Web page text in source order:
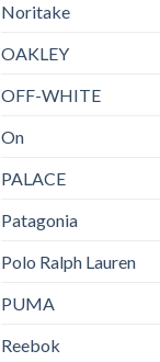
Noritake
OAKLEY
OFF-WHITE
On
PALACE
Patagonia
Polo Ralph Lauren
PUMA
Reebok